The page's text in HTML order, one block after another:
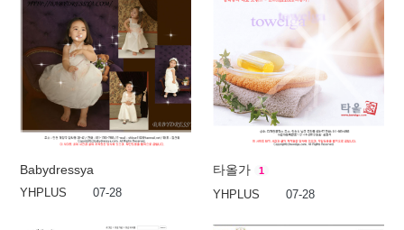
Babydressya
YHPLUS 07-28
타올가 1
YHPLUS 07-28